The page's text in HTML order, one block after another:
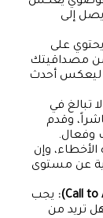
يصل إلى
على
مصداقيتك
ليعكس أحدث
لا تبالغ في
وقدم
وفعال.
الأخطاء، وإن
عن مستوى
يجب
تريد من